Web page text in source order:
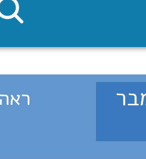
- ספטמבר